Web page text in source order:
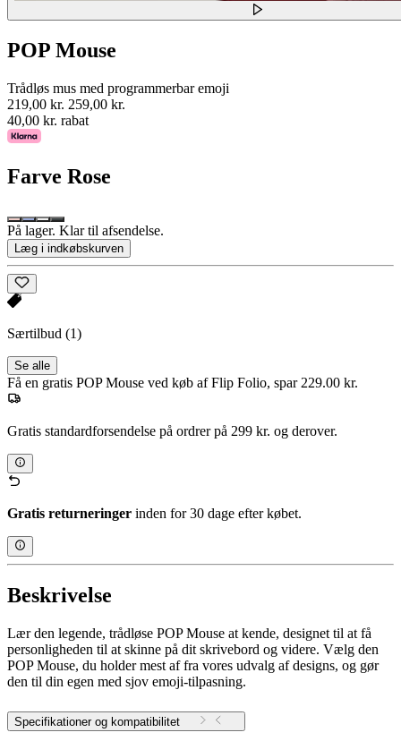
POP Mouse
Trådløs mus med programmerbar emoji
219,00 kr. 259,00 kr.
40,00 kr. rabat
Farve Rose
På lager. Klar til afsendelse.
Læg i indkøbskurven
Særtilbud (1)
Se alle
Få en gratis POP Mouse ved køb af Flip Folio, spar 229.00 kr.
Gratis standardforsendelse på ordrer på 299 kr. og derover.
Gratis returneringer inden for 30 dage efter købet.
Beskrivelse
Lær den legende, trådløse POP Mouse at kende, designet til at få
personligheden til at skinne på dit skrivebord og videre. Vælg den
POP Mouse, du holder mest af fra vores udvalg af designs, og gør
den til din egen med sjov emoji-tilpasning.
Specifikationer og kompatibilitet